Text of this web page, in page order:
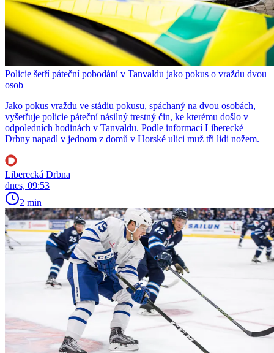
Policie šetří páteční pobodání v Tanvaldu jako pokus o vraždu dvou
osob
Jako pokus vraždu ve stádiu pokusu, spáchaný na dvou osobách,
vyšetřuje policie páteční násilný trestný čin, ke kterému došlo v
odpoledních hodinách v Tanvaldu. Podle informací Liberecké
Drbny napadl v jednom z domů v Horské ulici muž tři lidi nožem.
Liberecká Drbna
dnes, 09:53
2 min